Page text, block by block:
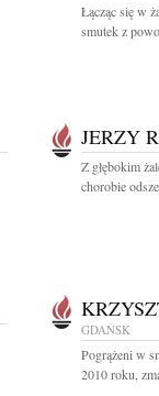
Łącząc się w
smutek z
JERZY
Z głębokim
chorobie
GDAŃSK
Pogrążeni w
2010 roku,